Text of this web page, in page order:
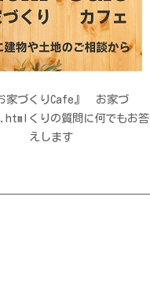
家づくりCafe』 お家づ
くりの質問に何でもお答
えします